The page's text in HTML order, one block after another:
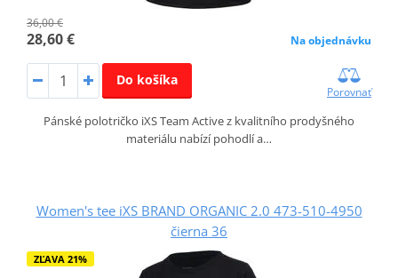
36,00 €
28,60 € Na objednávku
Do košíka
Porovnať
Pánské polotričko iXS Team Active z kvalitního prodyšného
materiálu nabízí pohodlí a…
Women's tee iXS BRAND ORGANIC 2.0 473-510-4950
čierna 36
ZĽAVA 21%